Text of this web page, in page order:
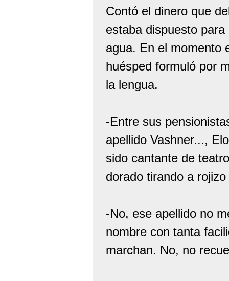
Contó el dinero que
estaba dispuesto
agua. En el momento
huésped formuló por
la lengua.
-Entre sus
apellido Vashner...,
sido cantante de
dorado tirando a
-No, ese apellido no
nombre con tanta
marchan. No, no